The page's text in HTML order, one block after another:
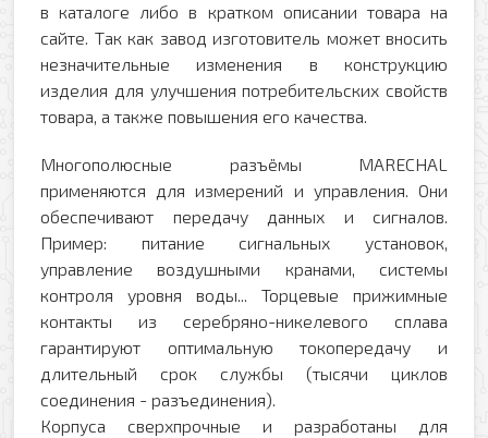
в каталоге либо в кратком описании товара на
сайте. Так как завод изготовитель может вносить
незначительные изменения в конструкцию
изделия для улучшения потребительских свойств
товара, а также повышения его качества.
Многополюсные разъёмы MARECHAL
применяются для измерений и управления. Они
обеспечивают передачу данных и сигналов.
Пример: питание сигнальных установок,
управление воздушными кранами, системы
контроля уровня воды... Торцевые прижимные
контакты из серебряно-никелевого сплава
гарантируют оптимальную токопередачу и
длительный срок службы (тысячи циклов
соединения - разъединения).
Корпуса сверхпрочные и разработаны для